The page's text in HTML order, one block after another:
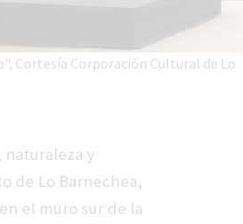
Cortesía Corporación Cultural de Lo
naturaleza y
de Lo Barnechea,
el muro sur de la